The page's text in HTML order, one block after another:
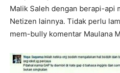
Malik Saleh dengan berapi-api
Netizen lainnya. Tidak perlu
mem-bully komentar Maulana